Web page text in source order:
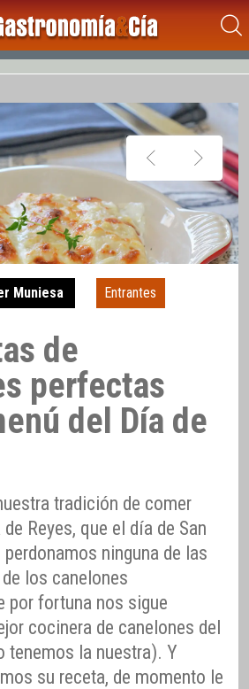
Muniesa Entrantes
de
perfectas
del Día de
tradición de comer
Reyes, que el día de San
perdonamos ninguna de las
los canelones
por fortuna nos sigue
cocinera de canelones del
tenemos la nuestra). Y
su receta, de momento le